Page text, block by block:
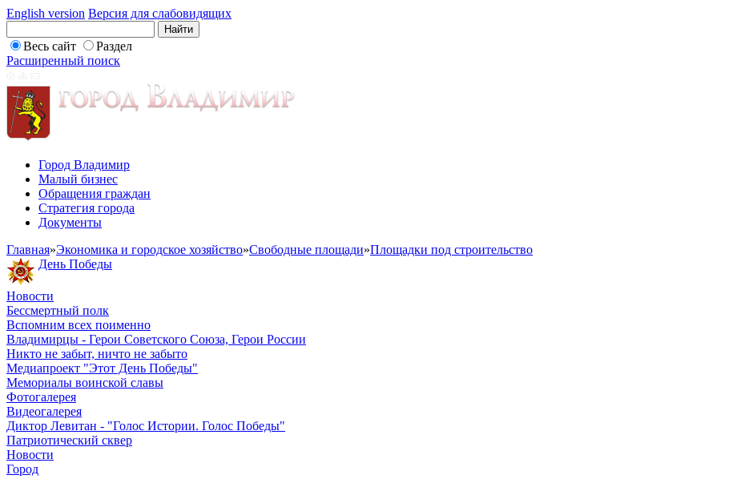
English version Версия для слабовидящих
Весь сайт
Раздел
Расширенный поиск
Город Владимир
Малый бизнес
Обращения граждан
Стратегия города
Документы
Главная»Экономика и городское хозяйство»Свободные площади»Площадки под строительство
День Победы
Новости
Бессмертный полк
Вспомним всех поименно
Владимирцы - Герои Советского Союза, Герои России
Никто не забыт, ничто не забыто
Медиапроект "Этот День Победы"
Мемориалы воинской славы
Фотогалерея
Видеогалерея
Диктор Левитан - "Голос Истории. Голос Победы"
Патриотический сквер
Новости
Город